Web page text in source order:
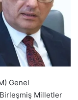
Genel
Birleşmiş Milletler